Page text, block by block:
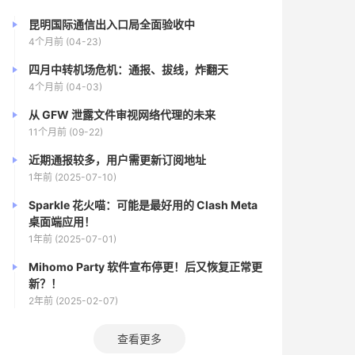
昆明国际通信出入口局全面验收中
4个月前 (04-23)
四月中转机场危机：通报、拔线，炸翻天
4个月前 (04-03)
从 GFW 泄露文件审视网络代理的未来
11个月前 (09-22)
近期通报较多，用户需更新订阅地址
1年前 (2025-07-10)
Sparkle 花火喵：可能是最好用的 Clash Meta
桌面端应用！
1年前 (2025-07-01)
Mihomo Party 软件宣布停更！后又恢复正常更
新？！
2年前 (2025-02-07)
查看更多